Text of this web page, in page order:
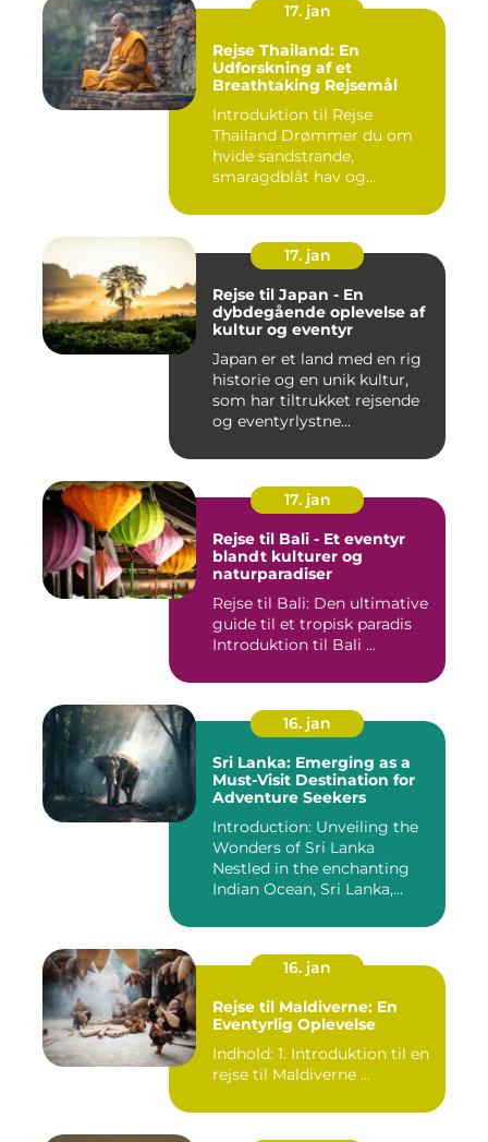
17. jan
Rejse Thailand: En
Udforskning af et
Breathtaking Rejsemål
Introduktion til Rejse
Thailand Drømmer du om
hvide sandstrande,
smaragdblåt hav og
17. jan
Rejse til Japan - En
dybdegående oplevelse af
kultur og eventyr
Japan er et land med en rig
historie og en unik kultur,
som har tiltrukket rejsende
og eventyrlystne...
17. jan
Rejse til Bali - Et eventyr
blandt kulturer og
naturparadiser
Rejse til Bali: Den ultimative
guide til et tropisk paradis
Introduktion til Bali ...
16. jan
Sri Lanka: Emerging as a
Must-Visit Destination for
Adventure Seekers
Introduction: Unveiling the
Wonders of Sri Lanka
Nestled in the enchanting
Indian Ocean, Sri Lanka,...
16. jan
Rejse til Maldiverne: En
Eventyrlig Oplevelse
Indhold: 1. Introduktion til en
rejse til Maldiverne ...